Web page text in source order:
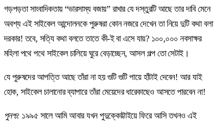
গড়পড়তা সাংবাদিকতায় “ভারসাম্য বজায়” রাখার যে দস্তুরটি আছে তার দাবি মেনে
অবশ্য এই সাইকেল আন্দোলনকে পুরুষরা কোন নজরে দেখেন তা নিয়ে দুটি কথা বলা
দরকার! তবে, সত্যি কথা বলতে তাতে কী-ই বা এসে যায়? ১০০,০০০ নবসাক্ষর
মহিলা পথে পথে সাইকেল চালিয়ে ঘুরে বেড়াচ্ছেন, আসল গল্প তো সেটাই।
যে পুরুষদের আপত্তি আছে তাঁরা না হয় গুটি গুটি পায়ে হাঁটাই দেবেন! আর যাই
হোক, সাইকেল চালানোর ব্যাপারে তাঁরা মেয়েদের ধারেকাছেও আসতে পারবেন না!
পুনশ্চ: ১৯৯৫ সালে আমি আবার যখন পুদুক্কোট্টাইয়ে ফিরে আসি তখনও এই